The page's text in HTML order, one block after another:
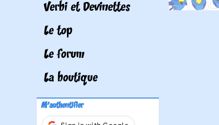
Verbi et Devinettes
Le top
Le forum
La boutique
M'authentifier